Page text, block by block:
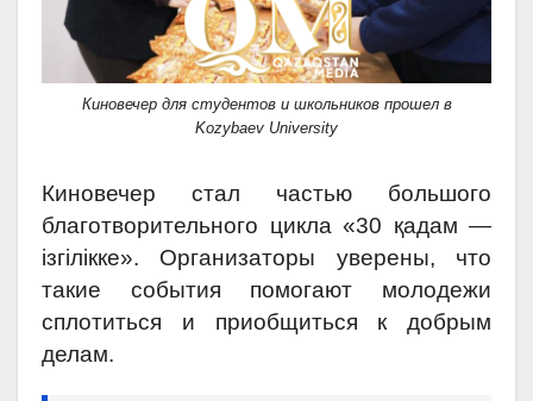
Киновечер для студентов и школьников прошел в
Kozybaev University
Киновечер стал частью большого
благотворительного цикла «30 қадам —
ізгілікке». Организаторы уверены, что
такие события помогают молодежи
сплотиться и приобщиться к добрым
делам.